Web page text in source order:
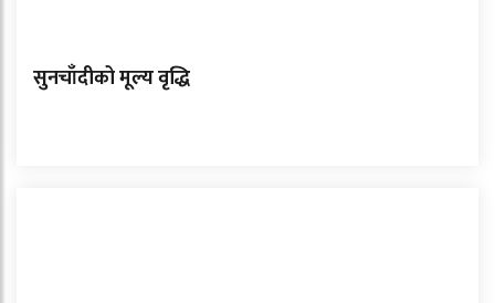
सुनचाँदीको मूल्य वृद्धि